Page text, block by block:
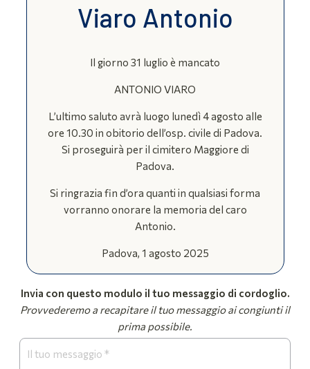
Viaro Antonio
Il giorno 31 luglio è mancato
ANTONIO VIARO
L’ultimo saluto avrà luogo lunedì 4 agosto alle
ore 10.30 in obitorio dell’osp. civile di Padova.
Si proseguirà per il cimitero Maggiore di
Padova.
Si ringrazia fin d’ora quanti in qualsiasi forma
vorranno onorare la memoria del caro
Antonio.
Padova, 1 agosto 2025
Invia con questo modulo il tuo messaggio di cordoglio.
Provvederemo a recapitare il tuo messaggio ai congiunti il
prima possibile.
Form
Necrologi